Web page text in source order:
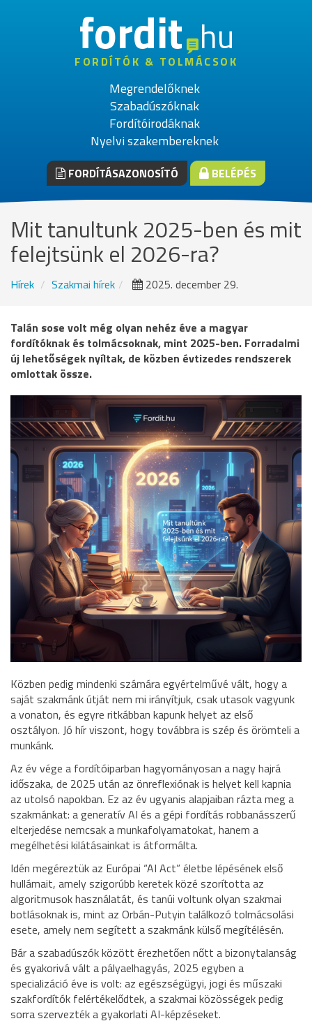
fordithu
FORDÍTÓK & TOLMÁCSOK
Megrendelőknek
Szabadúszóknak
Fordítóirodáknak
Nyelvi szakembereknek
FORDÍTÁSAZONOSÍTÓ BELÉPÉS
Mit tanultunk 2025-ben és mit
felejtsünk el 2026-ra?
Hírek Szakmai hírek 2025. december 29.
Talán sose volt még olyan nehéz éve a magyar
fordítóknak és tolmácsoknak, mint 2025-ben. Forradalmi
új lehetőségek nyíltak, de közben évtizedes rendszerek
omlottak össze.
Közben pedig mindenki számára egyértelművé vált, hogy a
saját szakmánk útját nem mi irányítjuk, csak utasok vagyunk
a vonaton, és egyre ritkábban kapunk helyet az első
osztályon. Jó hír viszont, hogy továbbra is szép és örömteli a
munkánk.
Az év vége a fordítóiparban hagyományosan a nagy hajrá
időszaka, de 2025 után az önreflexiónak is helyet kell kapnia
az utolsó napokban. Ez az év ugyanis alapjaiban rázta meg a
szakmánkat: a generatív AI és a gépi fordítás robbanásszerű
elterjedése nemcsak a munkafolyamatokat, hanem a
megélhetési kilátásainkat is átformálta.
Idén megéreztük az Európai “AI Act” életbe lépésének első
hullámait, amely szigorúbb keretek közé szorította az
algoritmusok használatát, és tanúi voltunk olyan szakmai
botlásoknak is, mint az Orbán-Putyin találkozó tolmácsolási
esete, amely nem segített a szakmánk külső megítélésén.
Bár a szabadúszók között érezhetően nőtt a bizonytalanság
és gyakorivá vált a pályaelhagyás, 2025 egyben a
specializáció éve is volt: az egészségügyi, jogi és műszaki
szakfordítók felértékelődtek, a szakmai közösségek pedig
sorra szervezték a gyakorlati AI-képzéseket.